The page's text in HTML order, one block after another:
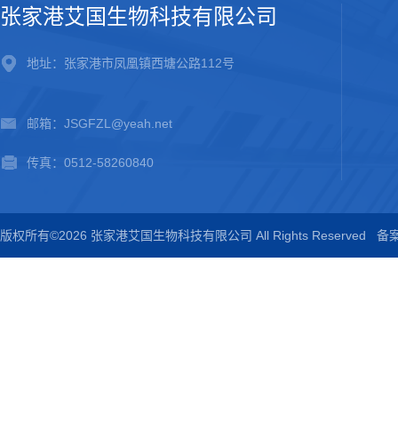
张家港艾国生物科技有限公司
地址：张家港市凤凰镇西塘公路112号
邮箱：JSGFZL@yeah.net
传真：0512-58260840
版权所有©2026 张家港艾国生物科技有限公司 All Rights Reserved 备